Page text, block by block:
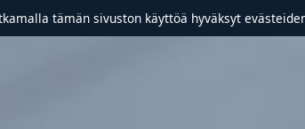
tämän sivuston käyttöä hyväksyt